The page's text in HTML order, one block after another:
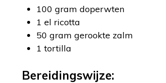
100 gram doperwten
1 el ricotta
50 gram gerookte zalm
1 tortilla
Bereidingswijze: